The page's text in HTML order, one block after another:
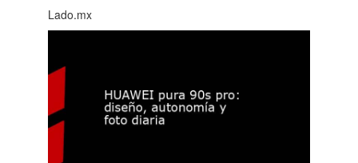
Lado.mx